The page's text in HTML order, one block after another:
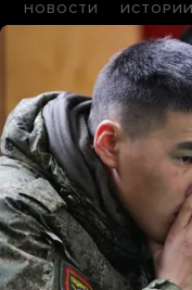
НОВОСТИ ИСТОРИИ